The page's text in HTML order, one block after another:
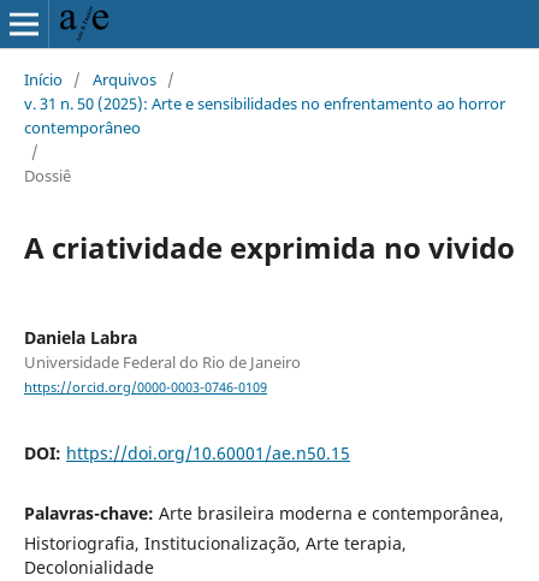
Início / Arquivos /
v. 31 n. 50 (2025): Arte e sensibilidades no enfrentamento ao horror
contemporâneo
/
Dossiê
A criatividade exprimida no vivido
Daniela Labra
Universidade Federal do Rio de Janeiro
https://orcid.org/0000-0003-0746-0109
DOI: https://doi.org/10.60001/ae.n50.15
Palavras-chave: Arte brasileira moderna e contemporânea,
Historiografia, Institucionalização, Arte terapia,
Decolonialidade